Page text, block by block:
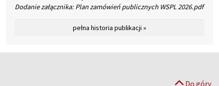
Dodanie załącznika: Plan zamówień publicznych WSPL 2026.pdf
pełna historia publikacji »
Do góry